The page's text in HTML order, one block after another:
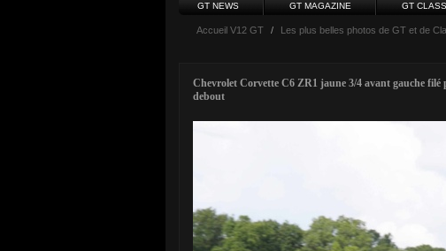
GT NEWS GT MAGAZINE GT
Accueil V12 GT / Les plus belles photos de GT et de
Chevrolet Corvette C6 ZR1 jaune 3/4 avant gauche filé
debout